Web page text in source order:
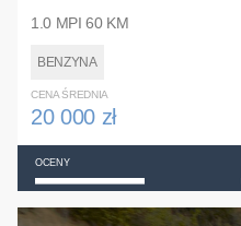
1.0 MPI 60 KM
BENZYNA
CENA ŚREDNIA
20 000 zł
OCENY